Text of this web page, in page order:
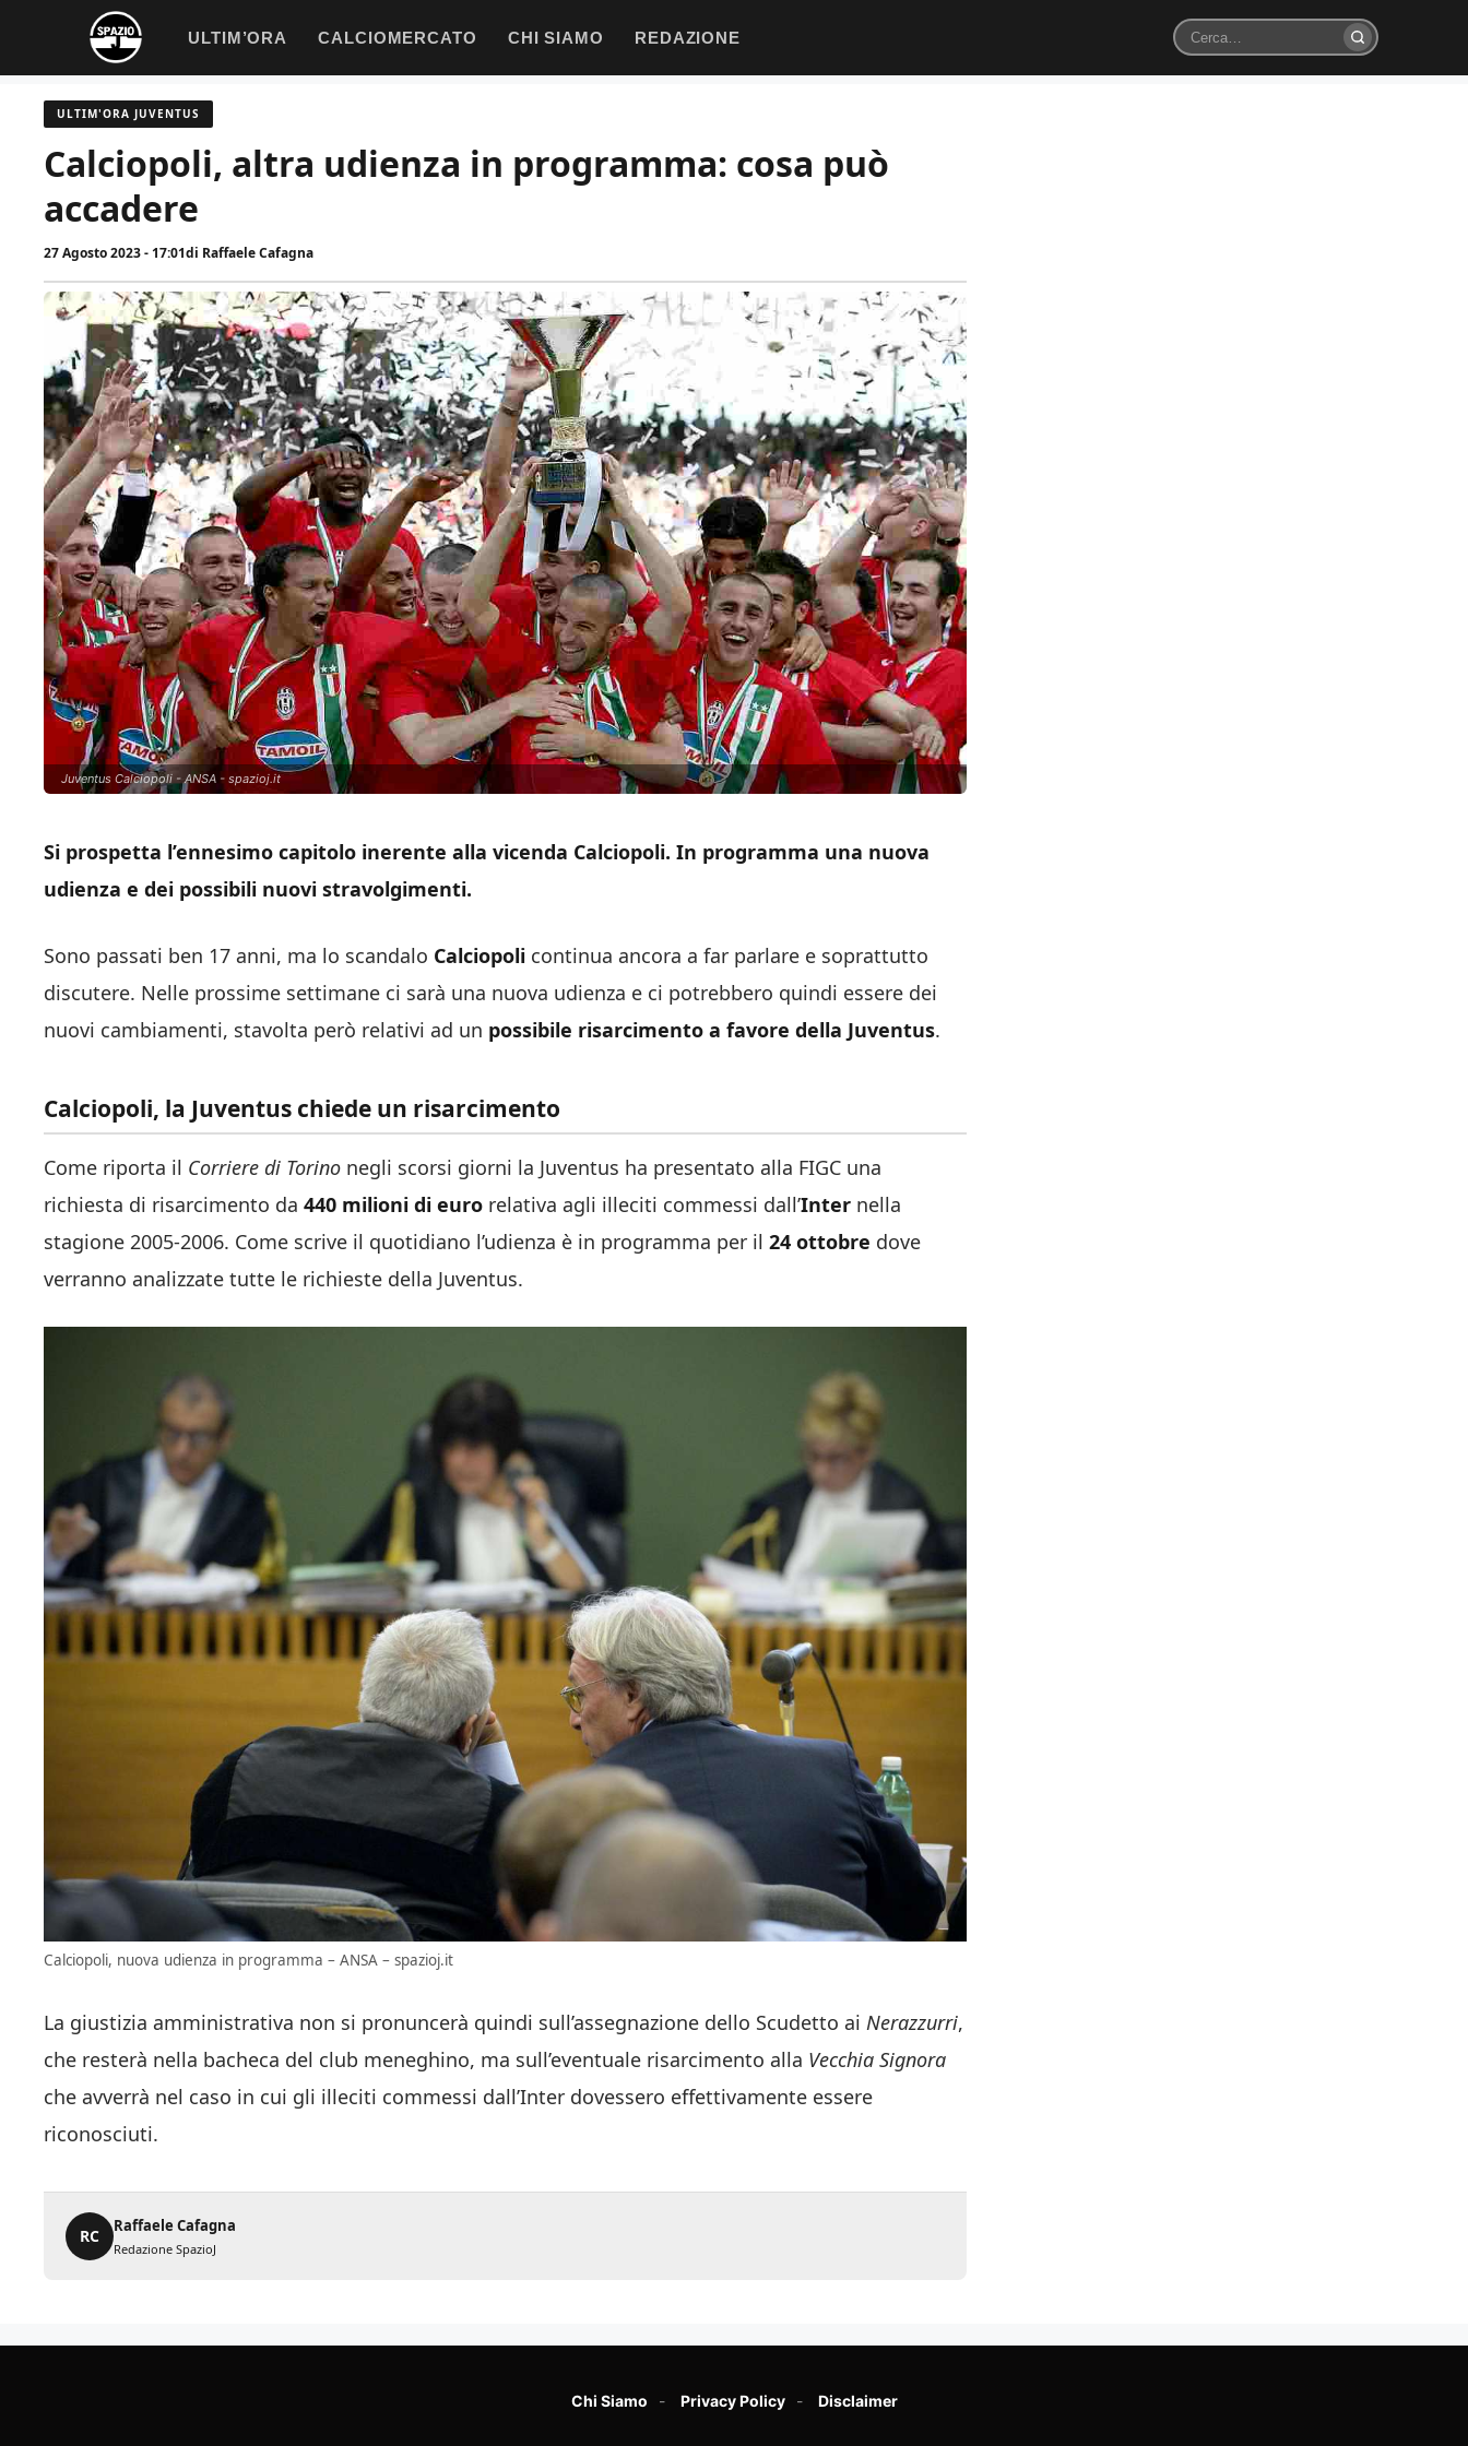
contenuto
ULTIM’ORA CALCIOMERCATO CHI SIAMO REDAZIONE
Cerca
ULTIM'ORA JUVENTUS
Calciopoli, altra udienza in programma: cosa può
accadere
27 Agosto 2023 - 17:01di Raffaele Cafagna
Juventus Calciopoli - ANSA - spazioj.it
Si prospetta l’ennesimo capitolo inerente alla vicenda Calciopoli. In programma una nuova
udienza e dei possibili nuovi stravolgimenti.
Sono passati ben 17 anni, ma lo scandalo Calciopoli continua ancora a far parlare e soprattutto
discutere. Nelle prossime settimane ci sarà una nuova udienza e ci potrebbero quindi essere dei
nuovi cambiamenti, stavolta però relativi ad un possibile risarcimento a favore della Juventus.
Calciopoli, la Juventus chiede un risarcimento
Come riporta il Corriere di Torino negli scorsi giorni la Juventus ha presentato alla FIGC una
richiesta di risarcimento da 440 milioni di euro relativa agli illeciti commessi dall’Inter nella
stagione 2005-2006. Come scrive il quotidiano l’udienza è in programma per il 24 ottobre dove
verranno analizzate tutte le richieste della Juventus.
Calciopoli, nuova udienza in programma – ANSA – spazioj.it
La giustizia amministrativa non si pronuncerà quindi sull’assegnazione dello Scudetto ai Nerazzurri,
che resterà nella bacheca del club meneghino, ma sull’eventuale risarcimento alla Vecchia Signora
che avverrà nel caso in cui gli illeciti commessi dall’Inter dovessero effettivamente essere
riconosciuti.
RC
Raffaele Cafagna
Redazione SpazioJ
Chi Siamo Privacy Policy Disclaimer